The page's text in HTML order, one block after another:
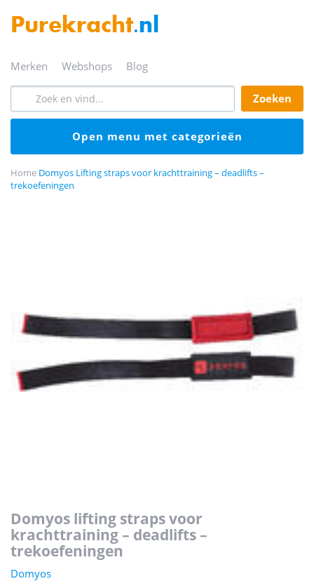
Purekracht.nl
merken webshops blog
zoeken
open menu met categorieën
Home Domyos Lifting straps voor krachttraining – deadlifts –
trekoefeningen
domyos lifting straps voor
krachttraining – deadlifts –
trekoefeningen
Domyos